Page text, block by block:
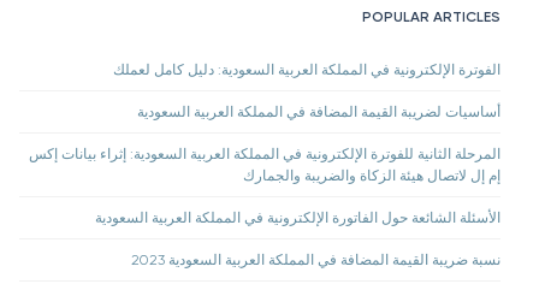
POPULAR ARTICLES
الفوترة الإلكترونية في المملكة العربية السعودية: دليل كامل لعملك
أساسيات لضريبة القيمة المضافة في المملكة العربية السعودية
المرحلة الثانية للفوترة الإلكترونية في المملكة العربية السعودية: إثراء بيانات إكس
إم إل لاتصال هيئة الزكاة والضريبة والجمارك
الأسئلة الشائعة حول الفاتورة الإلكترونية في المملكة العربية السعودية
نسبة ضريبة القيمة المضافة في المملكة العربية السعودية 2023